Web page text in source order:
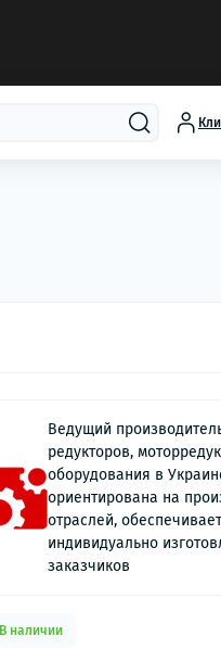
Ведущий
редукторов,
оборудования в
ориентирована на
отраслей,
индивидуально
заказчиков
В наличии